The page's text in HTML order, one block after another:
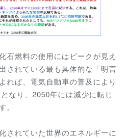
燃料の使用にはピークが見え
されている最も具体的な「明言
れば、電気自動車の普及により
なり、2050年には減少に転じ
。
されていた世界のエネルギーに